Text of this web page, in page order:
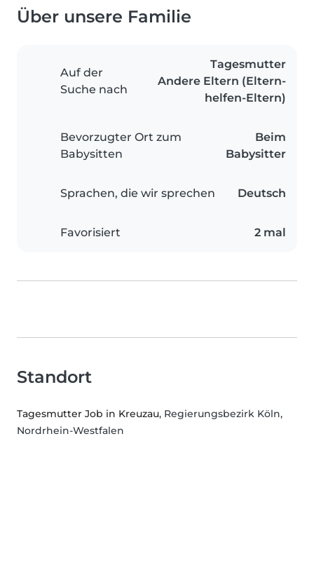
Über unsere Familie
Auf der
Suche nach
Tagesmutter
Andere Eltern (Eltern-
helfen-Eltern)
Bevorzugter Ort zum
Babysitten
Beim
Babysitter
Sprachen, die wir sprechen Deutsch
Favorisiert 2 mal
Standort
Tagesmutter Job in Kreuzau, Regierungsbezirk Köln,
Nordrhein-Westfalen